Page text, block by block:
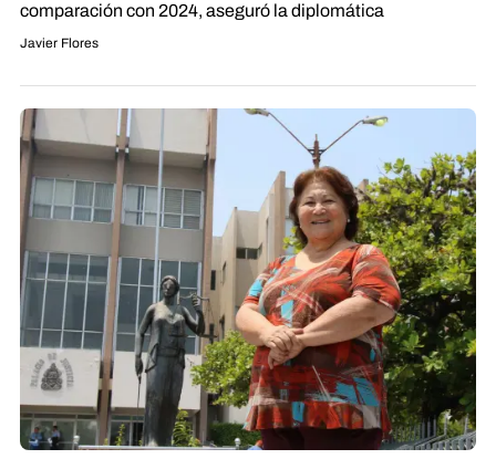
comparación con 2024, aseguró la diplomática
Javier Flores